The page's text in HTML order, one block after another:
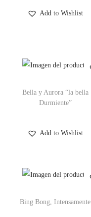
Add to Wishlist
Bella y Aurora “la bella
Durmiente”
Add to Wishlist
Bing Bong, Intensamente